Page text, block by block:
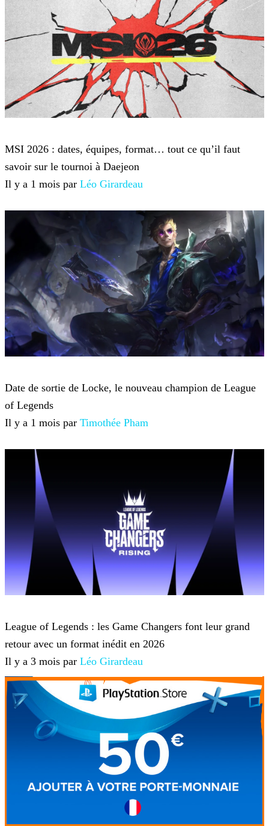
MSI 2026 : dates, équipes, format… tout ce qu’il faut
savoir sur le tournoi à Daejeon
Il y a 1 mois par Léo Girardeau
Date de sortie de Locke, le nouveau champion de League
of Legends
Il y a 1 mois par Timothée Pham
League of Legends : les Game Changers font leur grand
retour avec un format inédit en 2026
Il y a 3 mois par Léo Girardeau